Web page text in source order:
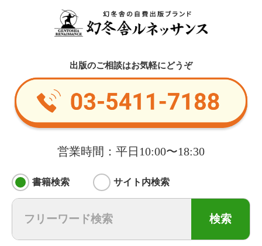
出版のご相談はお気軽にどうぞ
営業時間：平日10:00〜18:30
書籍検索 サイト内検索
検索